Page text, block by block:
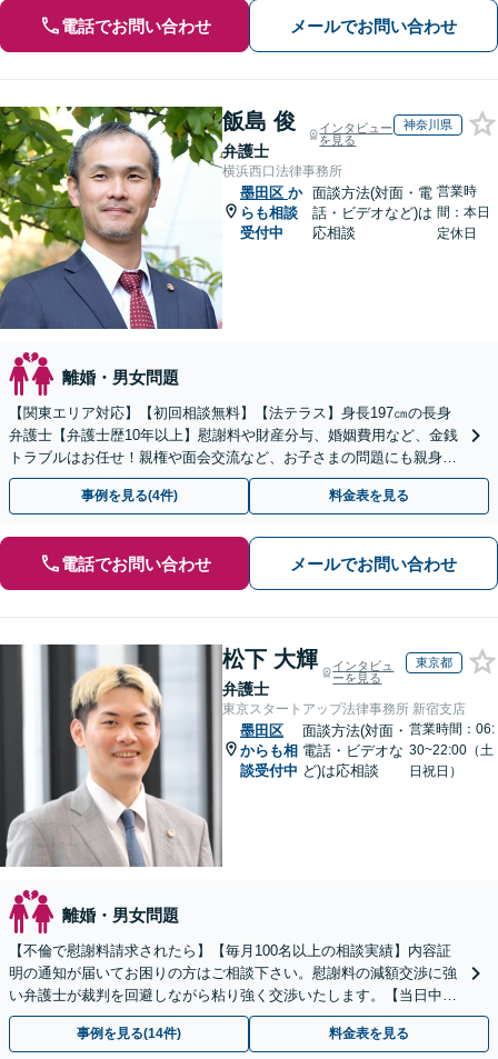
電話でお問い合わせ メールでお問い合わせ
飯島 俊
弁護士
インタビュー
を見る
神奈川県
横浜西口法律事務所
墨田区 か
らも相談
受付中
面談方法(対面・電
話・ビデオなど)は
応相談
営業時
間：本日
定休日
離婚・男女問題
【関東エリア対応】【初回相談無料】【法テラス】身長197㎝の長身
弁護士【弁護士歴10年以上】慰謝料や財産分与、婚姻費用など、金銭
トラブルはお任せ！親権や面会交流など、お子さまの問題にも親身に
対応【夜間・休日面談】【子連れ相談】【電話相談】
事例を見る(4件) 料金表を見る
電話でお問い合わせ メールでお問い合わせ
松下 大輝
弁護士
インタビュ
ーを見る
東京都
東京スタートアップ法律事務所 新宿支店
墨田区
からも相
談受付中
面談方法(対面・
電話・ビデオな
ど)は応相談
営業時間：06:
30~22:00（土
日祝日）
離婚・男女問題
【不倫で慰謝料請求されたら】【毎月100名以上の相談実績】内容証
明の通知が届いてお困りの方はご相談下さい。慰謝料の減額交渉に強
い弁護士が裁判を回避しながら粘り強く交渉いたします。【当日中の
相談可(予約制)】【関東エリア全域対応】
事例を見る(14件) 料金表を見る